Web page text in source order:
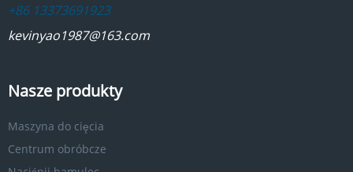
+86 13373691923
kevinyao1987@163.com
Nasze produkty
Maszyna do cięcia
Centrum obróbcze